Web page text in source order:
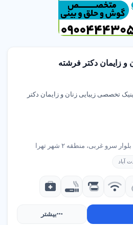
زایمان دکتر فرشته
تخصصی زیبایی زنان و زایمان دکتر
سرو غربی، منطقه ۲ شهر تهرا
آباد
بیشتر